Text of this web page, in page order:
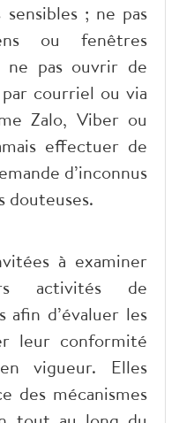
; ne pas
ou fenêtres
ne pas ouvrir de
courriel ou via
Zalo, Viber ou
effectuer de
d’inconnus
douteuses.
à examiner
activités de
d’évaluer les
leur conformité
vigueur. Elles
des mécanismes